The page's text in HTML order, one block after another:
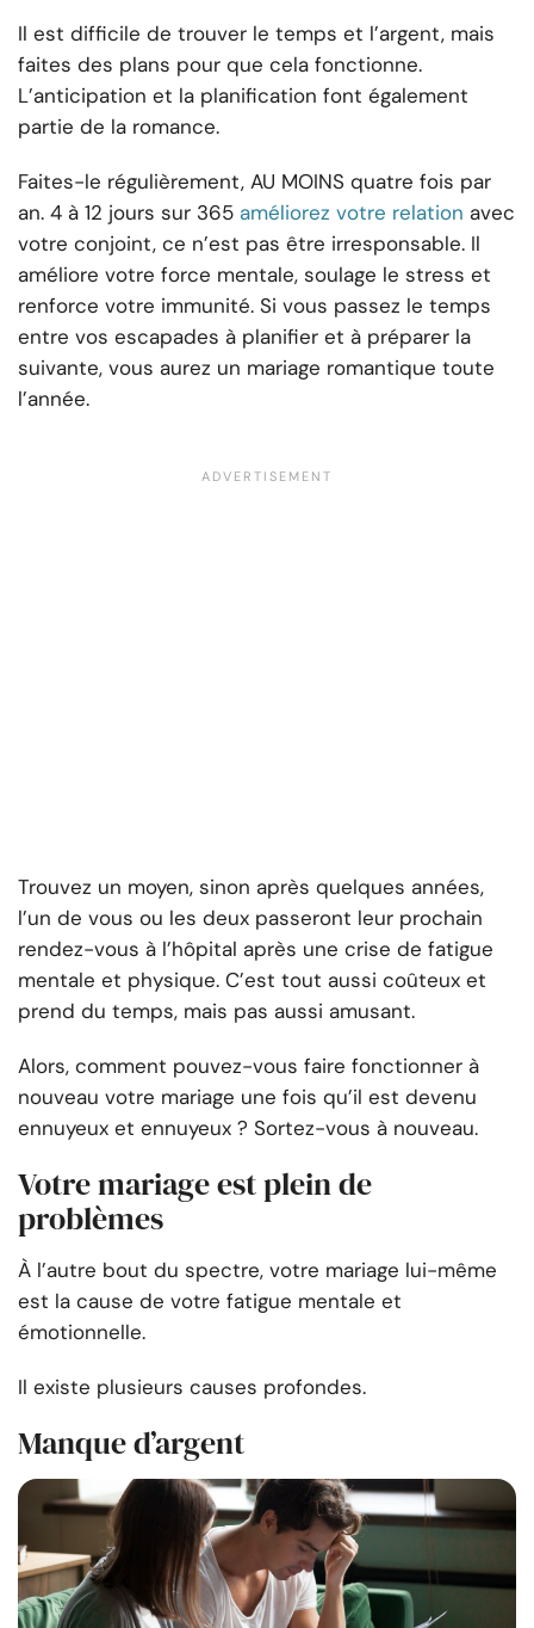
Il est difficile de trouver le temps et l’argent, mais
faites des plans pour que cela fonctionne.
L’anticipation et la planification font également
partie de la romance.
Faites-le régulièrement, AU MOINS quatre fois par
an. 4 à 12 jours sur 365 améliorez votre relation avec
votre conjoint, ce n’est pas être irresponsable. Il
améliore votre force mentale, soulage le stress et
renforce votre immunité. Si vous passez le temps
entre vos escapades à planifier et à préparer la
suivante, vous aurez un mariage romantique toute
l’année.
Trouvez un moyen, sinon après quelques années,
l’un de vous ou les deux passeront leur prochain
rendez-vous à l’hôpital après une crise de fatigue
mentale et physique. C’est tout aussi coûteux et
prend du temps, mais pas aussi amusant.
Alors, comment pouvez-vous faire fonctionner à
nouveau votre mariage une fois qu’il est devenu
ennuyeux et ennuyeux ? Sortez-vous à nouveau.
Votre mariage est plein de
problèmes
À l’autre bout du spectre, votre mariage lui-même
est la cause de votre fatigue mentale et
émotionnelle.
Il existe plusieurs causes profondes.
Manque d’argent